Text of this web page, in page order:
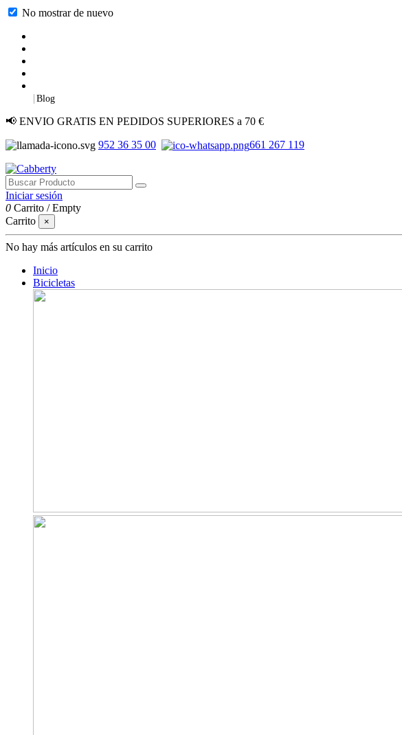
No mostrar de nuevo
|Blog
📢 ENVIO GRATIS EN PEDIDOS SUPERIORES a 70 €
952 36 35 00
661 267 119
Iniciar sesión
0 Carrito /Empty
Carrito
×
No hay más artículos en su carrito
Inicio
Bicicletas